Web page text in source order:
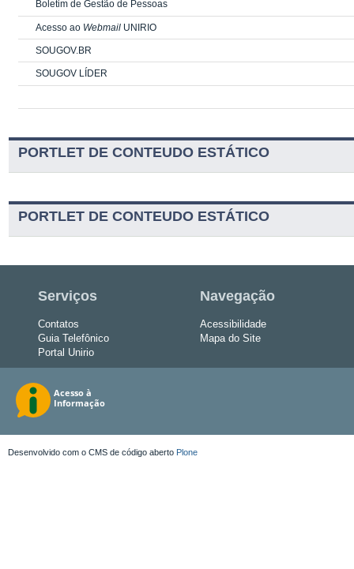
Boletim de Gestão de Pessoas
Acesso ao Webmail UNIRIO
SOUGOV.BR
SOUGOV LÍDER
PORTLET DE CONTEUDO ESTÁTICO
PORTLET DE CONTEUDO ESTÁTICO
Serviços
Contatos
Guia Telefônico
Portal Unirio
Navegação
Acessibilidade
Mapa do Site
Desenvolvido com o CMS de código aberto Plone